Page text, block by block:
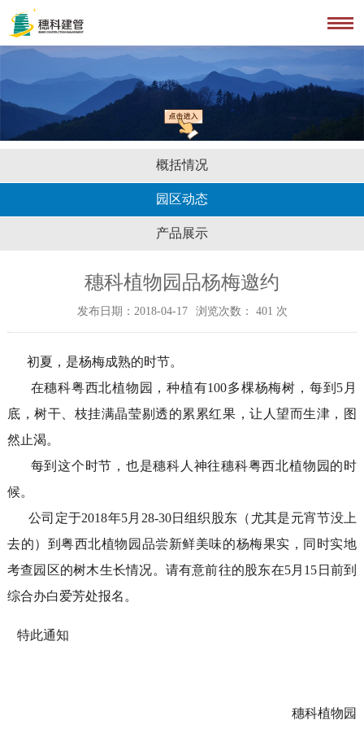
概括情况
园区动态
产品展示
穗科植物园品杨梅邀约
发布日期：2018-04-17 浏览次数： 401 次
初夏，是杨梅成熟的时节。
在穗科粤西北植物园，种植有100多棵杨梅树，每到5月
底，树干、枝挂满晶莹剔透的累累红果，让人望而生津，图
然止渴。
每到这个时节，也是穗科人神往穗科粤西北植物园的时
候。
公司定于2018年5月28-30日组织股东（尤其是元宵节没上
去的）到粤西北植物园品尝新鲜美味的杨梅果实，同时实地
考查园区的树木生长情况。请有意前往的股东在5月15日前到
综合办白爱芳处报名。
特此通知
穗科植物园